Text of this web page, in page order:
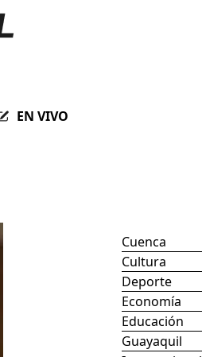
EN VIVO
Cuenca
Cultura
Deporte
Economía
Educación
Guayaquil